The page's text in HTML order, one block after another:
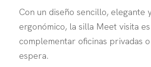
Con un diseño sencillo, elegante
ergonómico, la silla Meet visita
complementar oficinas privadas
espera.